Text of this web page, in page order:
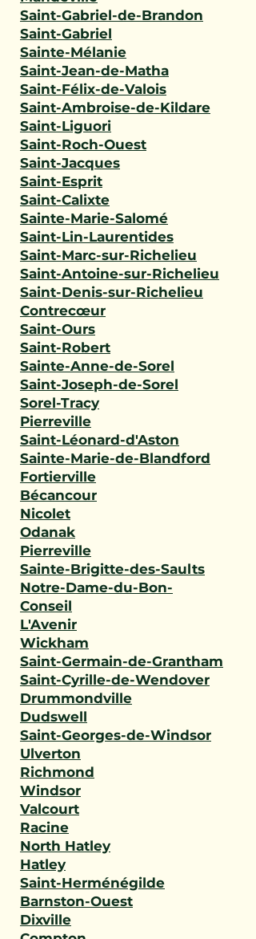
Saint-Gabriel-de-Brandon
Saint-Gabriel
Sainte-Mélanie
Saint-Jean-de-Matha
Saint-Félix-de-Valois
Saint-Ambroise-de-Kildare
Saint-Liguori
Saint-Roch-Ouest
Saint-Jacques
Saint-Esprit
Saint-Calixte
Sainte-Marie-Salomé
Saint-Lin-Laurentides
Saint-Marc-sur-Richelieu
Saint-Antoine-sur-Richelieu
Saint-Denis-sur-Richelieu
Contrecœur
Saint-Ours
Saint-Robert
Sainte-Anne-de-Sorel
Saint-Joseph-de-Sorel
Sorel-Tracy
Pierreville
Saint-Léonard-d'Aston
Sainte-Marie-de-Blandford
Fortierville
Bécancour
Nicolet
Odanak
Pierreville
Sainte-Brigitte-des-Saults
Notre-Dame-du-Bon-
Conseil
L'Avenir
Wickham
Saint-Germain-de-Grantham
Saint-Cyrille-de-Wendover
Drummondville
Dudswell
Saint-Georges-de-Windsor
Ulverton
Richmond
Windsor
Valcourt
Racine
North Hatley
Hatley
Saint-Herménégilde
Barnston-Ouest
Dixville